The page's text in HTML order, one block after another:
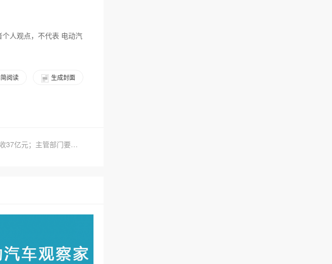
人观点，不代表 电动汽
生成封面
阅读
下一篇：8月27日：小鹏Q2营收37亿元；主管部门要求规范新能源汽车收费；奥迪全面纯电动...